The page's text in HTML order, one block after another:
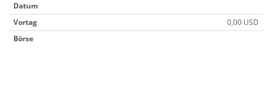
Datum
Vortag
0,00 USD
Börse